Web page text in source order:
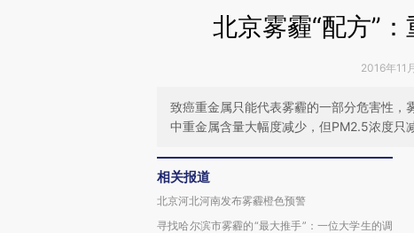
北京雾霾“配方”
2016年11
致癌重金属只能代表雾霾的一部分危害性
中重金属含量大幅度减少，但PM2.5浓度只
相关报道
北京河北河南发布雾霾橙色预警
寻找哈尔滨市雾霾的“最大推手”：一位大学生的调